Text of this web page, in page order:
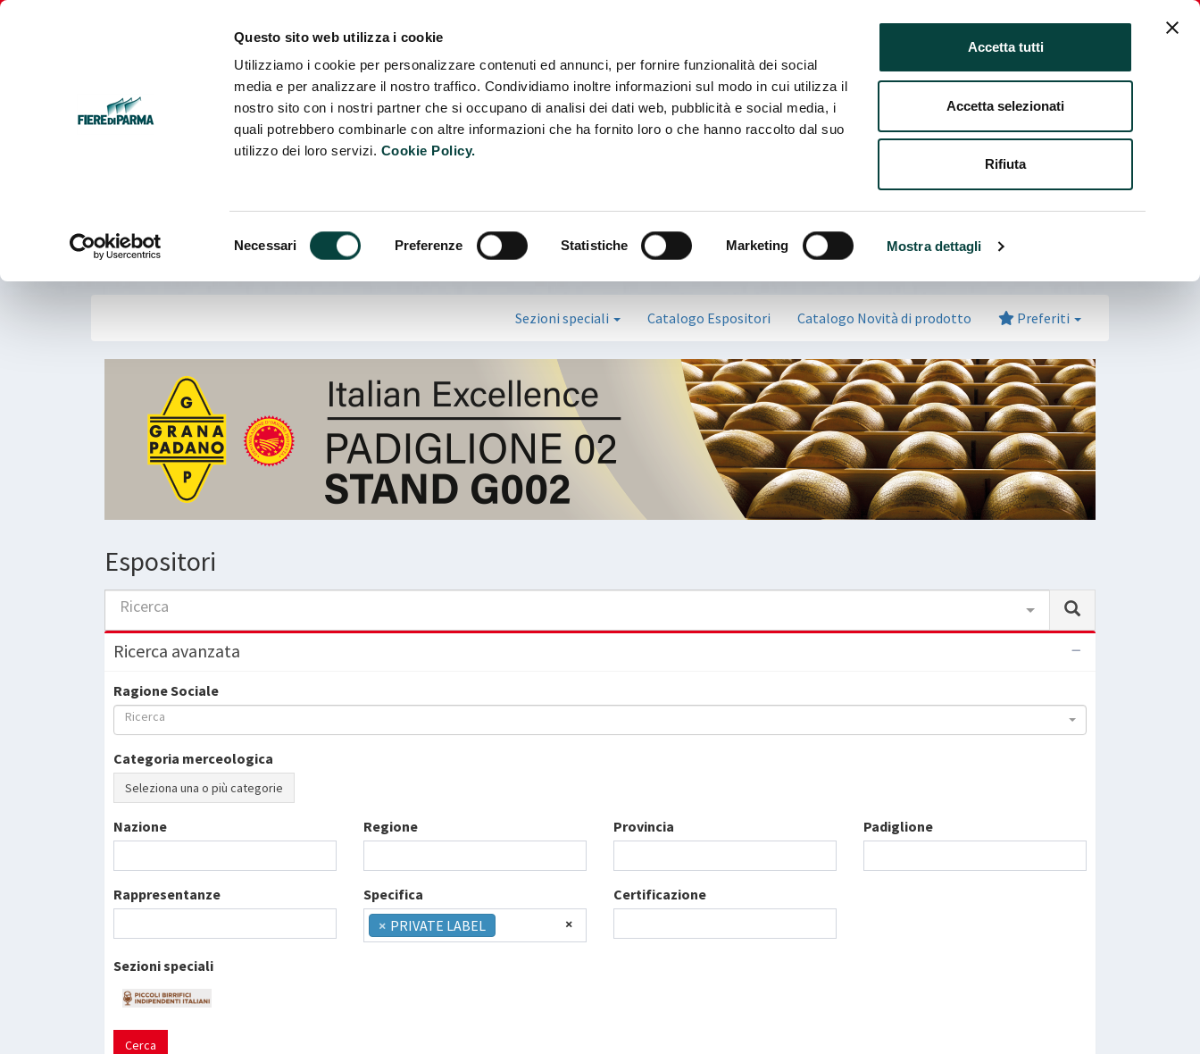
Questo sito web utilizza i cookie
Utilizziamo i cookie per personalizzare contenuti ed annunci, per fornire funzionalità dei social
media e per analizzare il nostro traffico. Condividiamo inoltre informazioni sul modo in cui utilizza il
nostro sito con i nostri partner che si occupano di analisi dei dati web, pubblicità e social media, i
quali potrebbero combinarle con altre informazioni che ha fornito loro o che hanno raccolto dal suo
utilizzo dei loro servizi. Cookie Policy.
Necessari Preferenze Statistiche Marketing Mostra dettagli
Accetta tutti
Accetta selezionati
Rifiuta
Italiano Login Espositore
Sezioni speciali Catalogo Espositori Catalogo Novità di prodotto Preferiti
Espositori
Ricerca
Ricerca avanzata
Ragione Sociale
Ricerca
Categoria merceologica
Seleziona una o più categorie
Nazione Regione Provincia Padiglione
Rappresentanze
Specifica
×
× PRIVATE LABEL
Certificazione
Sezioni speciali
Cerca